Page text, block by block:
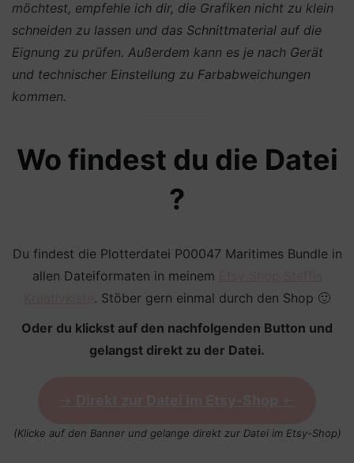
möchtest, empfehle ich dir, die Grafiken nicht zu klein
schneiden zu lassen und das Schnittmaterial auf die
Eignung zu prüfen. Außerdem kann es je nach Gerät
und technischer Einstellung zu Farbabweichungen
kommen.
Wo findest du die Datei
?
Du findest die Plotterdatei P00047 Maritimes Bundle in
allen Dateiformaten in meinem
. Stöber gern einmal durch den Shop 🙂
Oder du klickst auf den nachfolgenden Button und
gelangst direkt zu der Datei.
(Klicke auf den Banner und gelange direkt zur Datei im Etsy-Shop)